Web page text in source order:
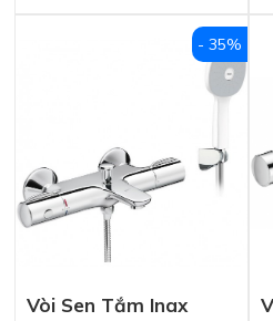
Vòi Sen Tắm Inax
- 35%